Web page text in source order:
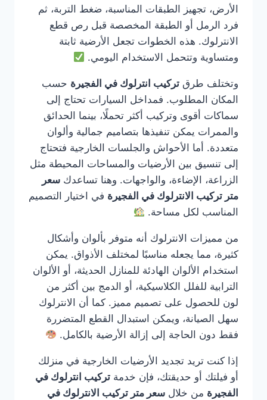
الأرض، تجهيز الطبقات المناسبة، ضغط التربة، ثم
فرد الرمل أو الطبقة المخصصة قبل رص قطع
الانترلوك. هذه الخطوات تجعل الأرضية ثابتة
ومتساوية وتتحمل الاستخدام اليومي.
وتختلف طرق تركيب انترلوك في الفجيرة حسب
المكان المطلوب. فمداخل السيارات تحتاج إلى
سماكات أقوى وتركيب أكثر تحملًا، بينما الحدائق
والممرات يمكن تنفيذها بتصاميم جمالية وألوان
متعددة. أما الأحواش والجلسات الخارجية فتحتاج
إلى تنسيق بين الأرضيات والمساحات المحيطة مثل
الزراعة، الإضاءة، والواجهات. وهنا تساعدك سعر
متر تركيب الانترلوك في الفجيرة في اختيار التصميم
المناسب لكل مساحة.
من مميزات الانترلوك أنه متوفر بألوان وأشكال
كثيرة، مما يجعله مناسبًا لمختلف الأذواق. يمكن
استخدام الألوان الهادئة للمنازل الحديثة، أو الألوان
الترابية للفلل الكلاسيكية، أو الدمج بين أكثر من
لون للحصول على تصميم مميز. كما أن الانترلوك
سهل الصيانة، ويمكن استبدال القطع المتضررة
فقط دون الحاجة إلى إزالة الأرضية بالكامل.
إذا كنت تريد تجديد الأرضيات الخارجية في منزلك
أو فيلتك أو حديقتك، فإن خدمة تركيب انترلوك في
الفجيرة من خلال سعر متر تركيب الانترلوك في